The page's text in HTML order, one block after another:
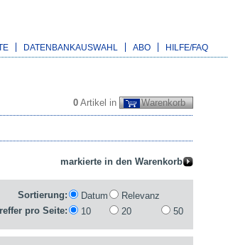
DATENBANKAUSWAHL ABO HILFE/FAQ
0 Artikel in Warenkorb
Sortierung: Datum
Relevanz
pro Seite:
10 20 50